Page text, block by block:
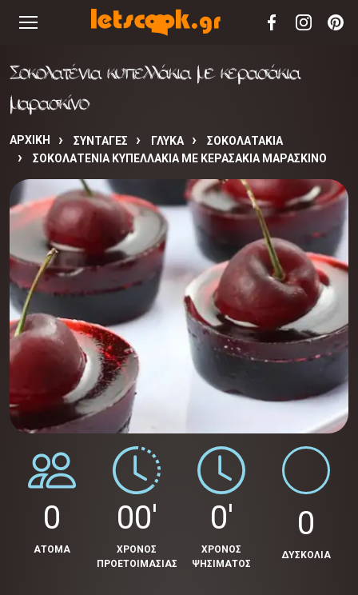
Σοκολατένια κυπελλάκια με κερασάκια
μαρασκίνο
ΑΡΧΙΚΉ ΣΥΝΤΑΓΈΣ ΓΛΥΚΑ
ΣΟΚΟΛΑΤΑΚΙΑ
ΣΟΚΟΛΑΤΈΝΙΑ ΚΥΠΕΛΛΆΚΙΑ ΜΕ ΚΕΡΑΣΆΚΙΑ ΜΑΡΑΣΚΊΝΟ
0
ΑΤΟΜΑ
00'
ΧΡΟΝΟΣ
ΠΡΟΕΤΟΙΜΑΣΙΑΣ
0'
ΧΡΟΝΟΣ
ΨΗΣΙΜΑΤΟΣ
0
ΔΥΣΚΟΛΙΑ